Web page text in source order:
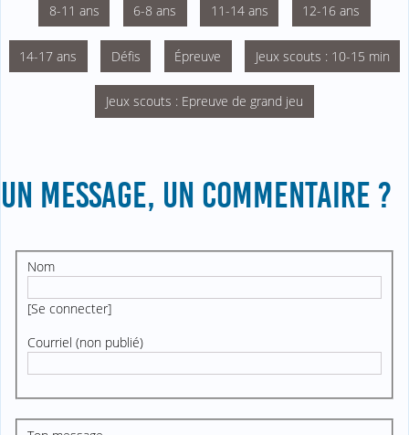
8-11 ans 6-8 ans 11-14 ans 12-16 ans
14-17 ans Défis Épreuve Jeux scouts : 10-15 min
Jeux scouts : Epreuve de grand jeu
UN MESSAGE, UN COMMENTAIRE ?
Nom
[Se connecter]
Courriel (non publié)